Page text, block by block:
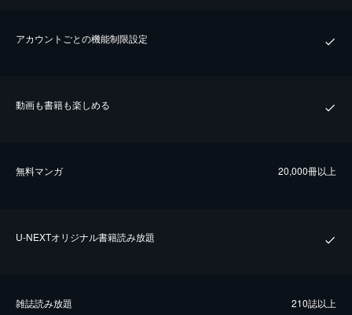
アカウントごとの機能制限設定
動画も書籍も楽しめる
無料マンガ 20,000冊以上
U-NEXTオリジナル書籍読み放題
雑誌読み放題 210誌以上